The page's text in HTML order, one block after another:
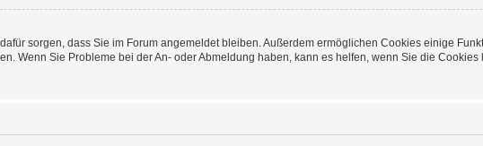
sorgen, dass Sie im Forum angemeldet bleiben. Außerdem ermöglichen Cookies einige
Wenn Sie Probleme bei der An- oder Abmeldung haben, kann es helfen, wenn Sie die Cookies